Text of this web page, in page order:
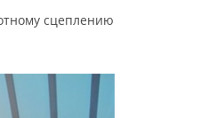
сцеплению